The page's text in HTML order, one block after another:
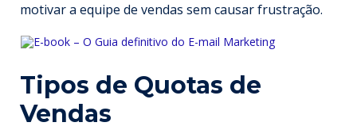
motivar a equipe de vendas sem causar frustração.
Tipos de Quotas de
Vendas